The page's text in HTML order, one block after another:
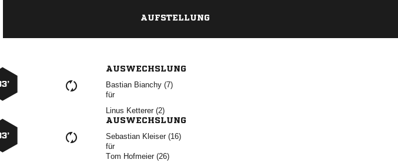
AUFSTELLUNG
AUSWECHSLUNG
  
für
  
AUSWECHSLUNG
  
für
  